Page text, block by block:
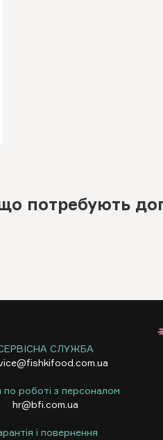
потребують
СЛУЖБА
по роботі з персоналом
hr@bfi.com.ua
і повернення